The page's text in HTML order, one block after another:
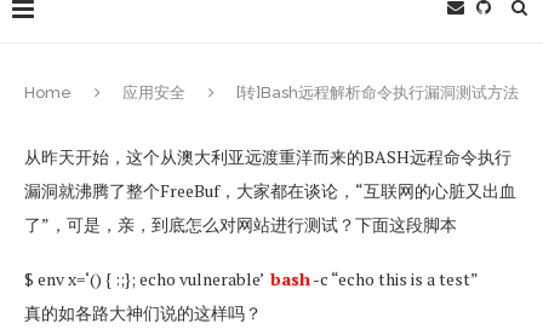
Home 应用安全 [转]Bash远程解析命令执行漏洞测试方法
从昨天开始，这个从澳大利亚远渡重洋而来的BASH远程命令执行
漏洞就沸腾了整个FreeBuf，大家都在谈论，“互联网的心脏又出血
了”，可是，亲，到底怎么对网站进行测试？下面这段脚本
$ env x=‘() { :;}; echo vulnerable’ bash-c “echo this is a test”
真的如各路大神们说的这样吗？